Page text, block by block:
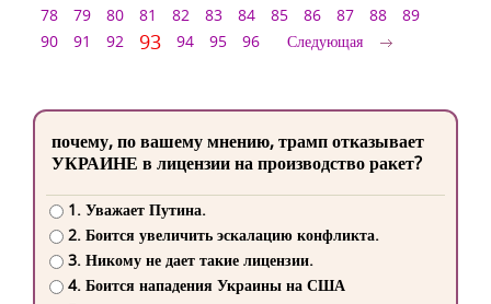
78
79 80 81 82 83 84 85 86 87 88
89
90
91 92 93 94 95 96 Следующая
почему, по вашему мнению, трамп отказывает
УКРАИНЕ в лицензии на производство ракет?
1. Уважает Путина.
2. Боится увеличить эскалацию конфликта.
3. Никому не дает такие лицензии.
4. Боится нападения Украины на США